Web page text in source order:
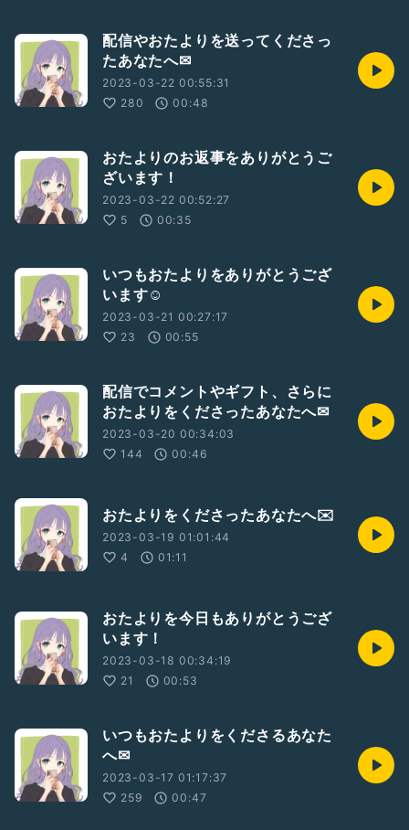
配信やおたよりを送ってくださっ
たあなたへ✉
2023-03-22 00:55:31
280
00:48
おたよりのお返事をありがとうご
ざいます！
2023-03-22 00:52:27
5
00:35
いつもおたよりをありがとうござ
います☺
2023-03-21 00:27:17
23
00:55
配信でコメントやギフト、さらに
おたよりをくださったあなたへ✉
2023-03-20 00:34:03
144
00:46
おたよりをくださったあなたへ✉️
2023-03-19 01:01:44
4
01:11
おたよりを今日もありがとうござ
います！
2023-03-18 00:34:19
21
00:53
いつもおたよりをくださるあなた
へ✉
2023-03-17 01:17:37
259
00:47